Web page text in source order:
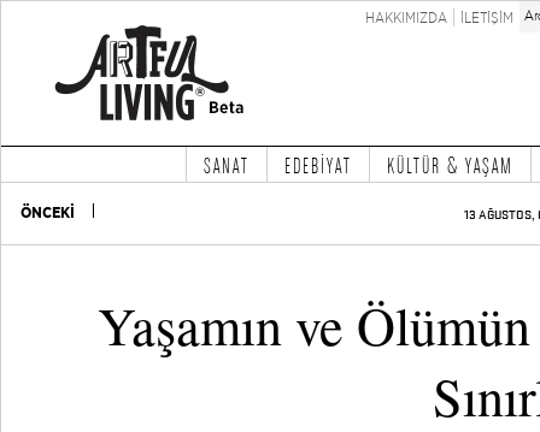
HAKKIMIZDA İLETİŞİM
SANAT EDEBİYAT KÜLTÜR & YAŞAM
ÖNCEKİ 13 AĞUSTOS,
Yaşamın ve